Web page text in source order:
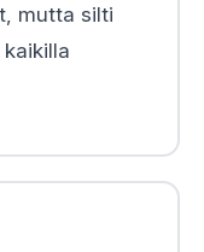
mutta silti